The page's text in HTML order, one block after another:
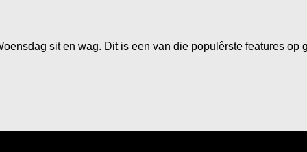
sit en wag. Dit is een van die populêrste features op